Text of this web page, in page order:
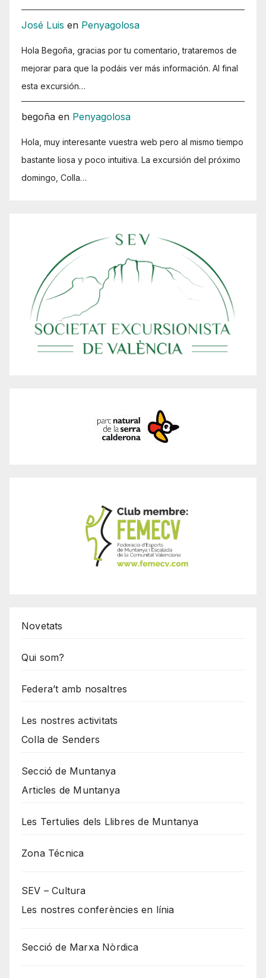
José Luis en Penyagolosa
Hola Begoña, gracias por tu comentario, trataremos de
mejorar para que la podáis ver más información. Al final
esta excursión…
begoña en Penyagolosa
Hola, muy interesante vuestra web pero al mismo tiempo
bastante liosa y poco intuitiva. La excursión del próximo
domingo, Colla…
Novetats
Qui som?
Federa’t amb nosaltres
Les nostres activitats
Colla de Senders
Secció de Muntanya
Articles de Muntanya
Les Tertulies dels Llibres de Muntanya
Zona Técnica
SEV – Cultura
Les nostres conferències en línia
Secció de Marxa Nòrdica